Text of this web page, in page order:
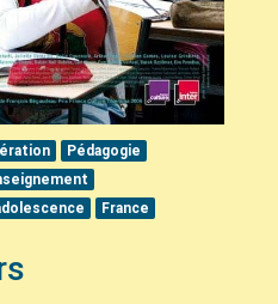
Pédagogie
France